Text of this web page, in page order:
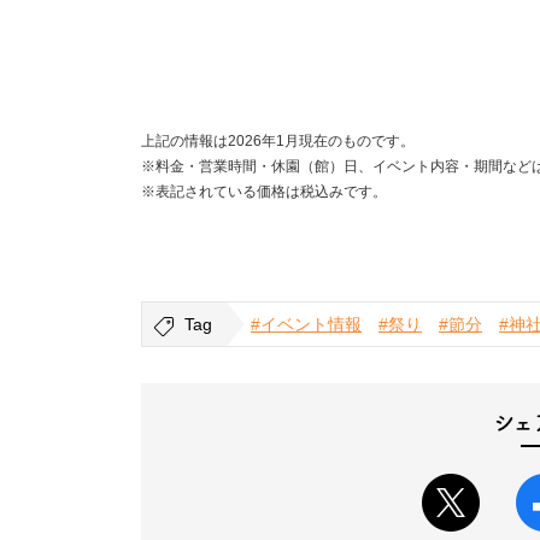
上記の情報は2026年1月現在のものです。
※料金・営業時間・休園（館）日、イベント内容・期間な
※表記されている価格は税込みです。
Tag #イベント情報 #祭り #節分 #神
シ